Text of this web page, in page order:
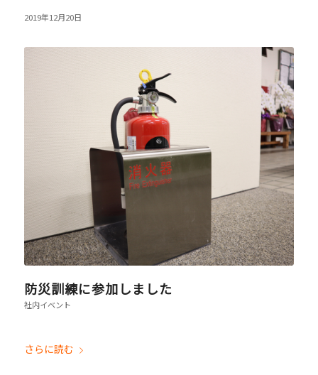
2019年12月20日
防災訓練に参加しました
社内イベント
さらに読む